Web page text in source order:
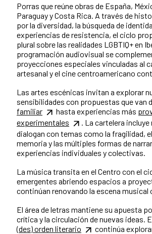
Porras que reúne obras de España,
Paraguay y Costa Rica. A través de
por la diversidad, la búsqueda de
experiencias de resistencia, el ciclo
plural sobre las realidades LGBTIQ+ en
programación audiovisual se
proyecciones especiales vinculadas al
artesanal y el cine centroamericano
Las artes escénicas invitan a explorar
sensibilidades con propuestas que van
familiar
hasta experiencias más
experimentales
. La cartelera
dialogan con temas como la fragilidad,
memoria y las múltiples formas de
experiencias individuales y colectivas.
La música transita en el Centro con el
emergentes abriendo espacios a
continúan renovando la escena musical
El área de letras mantiene su apuesta
crítica y la circulación de nuevas ideas.
(des) orden literario
continúa